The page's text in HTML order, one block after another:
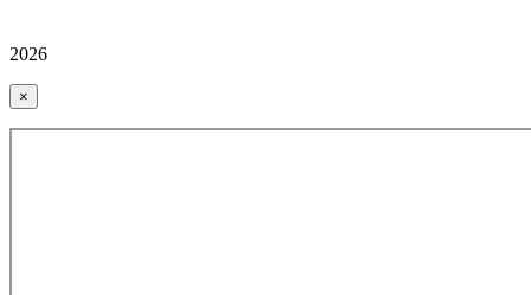
2026
×